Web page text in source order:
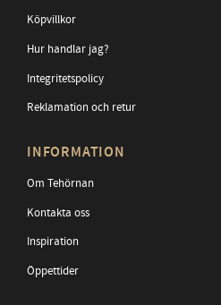
Köpvillkor
Hur handlar jag?
Integritetspolicy
Reklamation och retur
INFORMATION
Om Tehörnan
Kontakta oss
Inspiration
Öppettider